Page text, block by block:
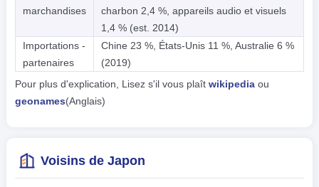
marchandises
charbon 2,4 %, appareils audio et visuels
1,4 % (est. 2014)
Importations -
partenaires
Chine 23 %, États-Unis 11 %, Australie 6 %
(2019)
Pour plus d'explication, Lisez s'il vous plaît wikipediaou
geonames(Anglais)
Voisins de Japon